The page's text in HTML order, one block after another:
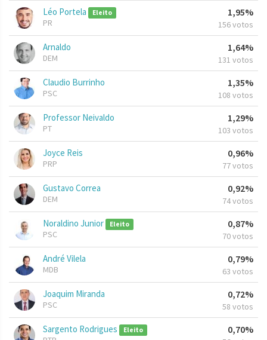
Léo Portela Eleito
PR
1,95%
156 votos
Arnaldo
DEM
1,64%
131 votos
Claudio Burrinho
PSC
1,35%
108 votos
Professor Neivaldo
PT
1,29%
103 votos
Joyce Reis
PRP
0,96%
77 votos
Gustavo Correa
DEM
0,92%
74 votos
Noraldino Junior Eleito
PSC
0,87%
70 votos
André Vilela
MDB
0,79%
63 votos
Joaquim Miranda
PSC
0,72%
58 votos
Sargento Rodrigues Eleito 0,70%